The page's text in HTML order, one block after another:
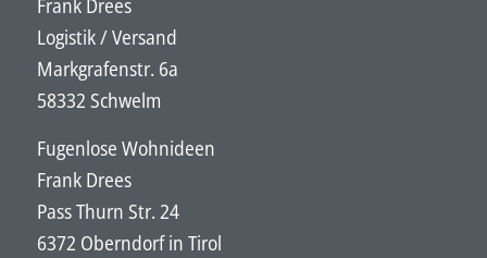
Logistik / Versand
Markgrafenstr. 6a
58332 Schwelm
Fugenlose Wohnideen
Frank Drees
Pass Thurn Str. 24
6372 Oberndorf in Tirol